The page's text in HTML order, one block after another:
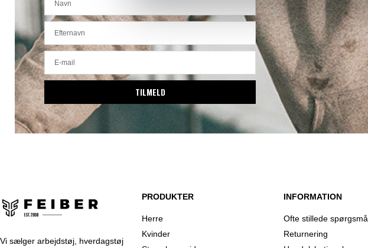
TILMELD
Vi sælger arbejdstøj, hverdagstøj
PRODUKTER
Herre
Kvinder
INFORMATION
Ofte stillede
Returnering